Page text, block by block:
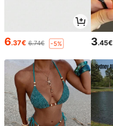
6.37€ 6.74€ -5% 3.45€